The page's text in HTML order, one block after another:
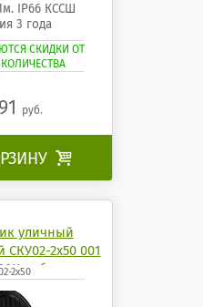
IP66 КССШ
3 года
СКИДКИ ОТ
руб.

уличный
2x50 001
кобра
2x50